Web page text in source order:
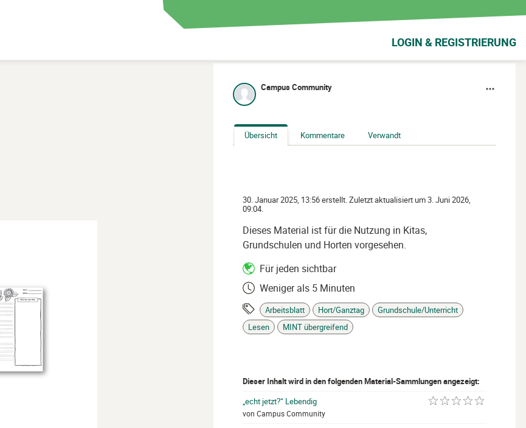
LOGIN & REGISTRIERUNG
Campus Community
Übersicht Kommentare Verwandt
30. Januar 2025, 13:56 erstellt. Zuletzt aktualisiert um 3. Juni 2026,
09:04.
Dieses Material ist für die Nutzung in Kitas,
Grundschulen und Horten vorgesehen.
Für jeden sichtbar
Zeit Weniger als 5 Minuten
Tags
Arbeitsblatt Hort/Ganztag
Grundschule/Unterricht
Lesen
MINT übergreifend
Dieser Inhalt wird in den folgenden Material-Sammlungen angezeigt:
„echt jetzt?“ Lebendig
mit 0 von 5 Sternen
von Campus Community